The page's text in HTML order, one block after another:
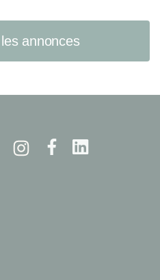
annonces
InstagramFacebook